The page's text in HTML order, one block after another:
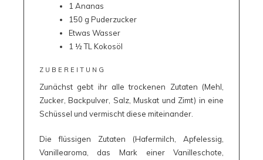
1 Ananas
150 g Puderzucker
Etwas Wasser
1 ½ TL Kokosöl
ZUBEREITUNG
Zunächst gebt ihr alle trockenen Zutaten (Mehl,
Zucker, Backpulver, Salz, Muskat und Zimt) in eine
Schüssel und vermischt diese miteinander.
Die flüssigen Zutaten (Hafermilch, Apfelessig,
Vanillearoma, das Mark einer Vanilleschote,